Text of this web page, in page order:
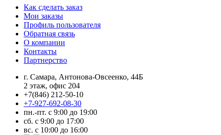
Как сделать заказ
Мои заказы
Профиль пользователя
Обратная связь
О компании
Контакты
Партнерство
г. Самара, Антонова-Овсеенко, 44Б
2 этаж, офис 204
+7(846) 212-50-10
+7-927-692-08-30
пн.-пт. с 9:00 до 19:00
сб. с 9:00 до 17:00
вс. с 10:00 до 16:00